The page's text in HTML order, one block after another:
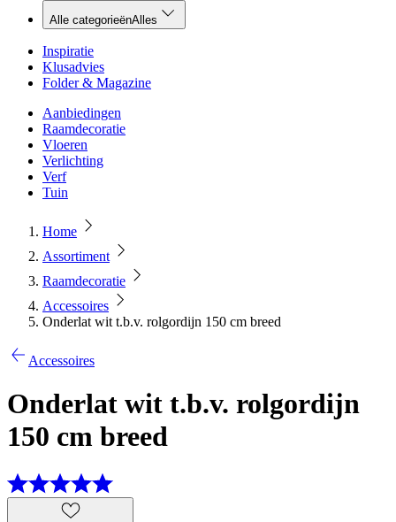
Alle categorieënAlles
Inspiratie
Klusadvies
Folder & Magazine
Aanbiedingen
Raamdecoratie
Vloeren
Verlichting
Verf
Tuin
Home
Assortiment
Raamdecoratie
Accessoires
Onderlat wit t.b.v. rolgordijn 150 cm breed
Accessoires
Onderlat wit t.b.v. rolgordijn
150 cm breed